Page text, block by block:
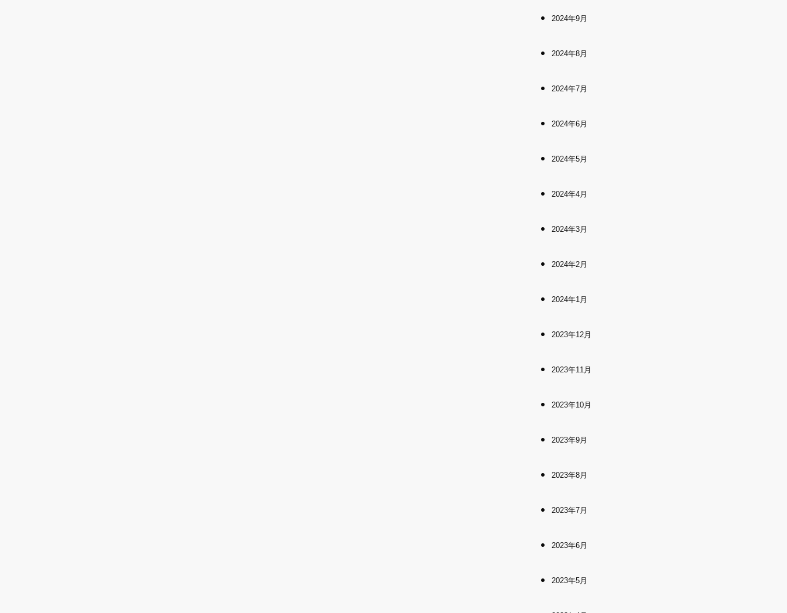
2024年9月
2024年8月
2024年7月
2024年6月
2024年5月
2024年4月
2024年3月
2024年2月
2024年1月
2023年12月
2023年11月
2023年10月
2023年9月
2023年8月
2023年7月
2023年6月
2023年5月